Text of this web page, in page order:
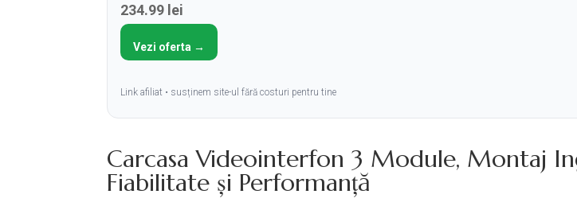
234.99 lei
Vezi oferta →
Link afiliat • susținem site-ul fără costuri pentru tine
Carcasa Videointerfon 3 Module, Montaj
Fiabilitate și Performanță